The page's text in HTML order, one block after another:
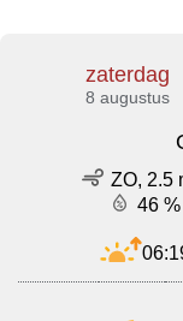
zaterdag
8 augustus
ZO, 2.5
46 %